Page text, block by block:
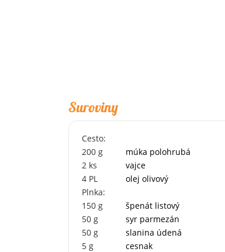
Suroviny
Cesto:
200 g
múka polohrubá
2 ks
vajce
4 PL
olej olivový
Plnka:
150 g
špenát listový
50 g
syr parmezán
50 g
slanina údená
5 g
cesnak